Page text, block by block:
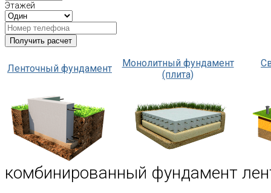
Этажей
Ленточный фундамент
Монолитный фундамент
(плита)
комбинированный фундамент